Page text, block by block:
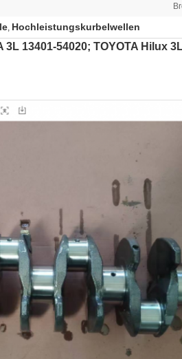
, Hochleistungskurbelwellen
13401-54020; TOYOTA Hilux